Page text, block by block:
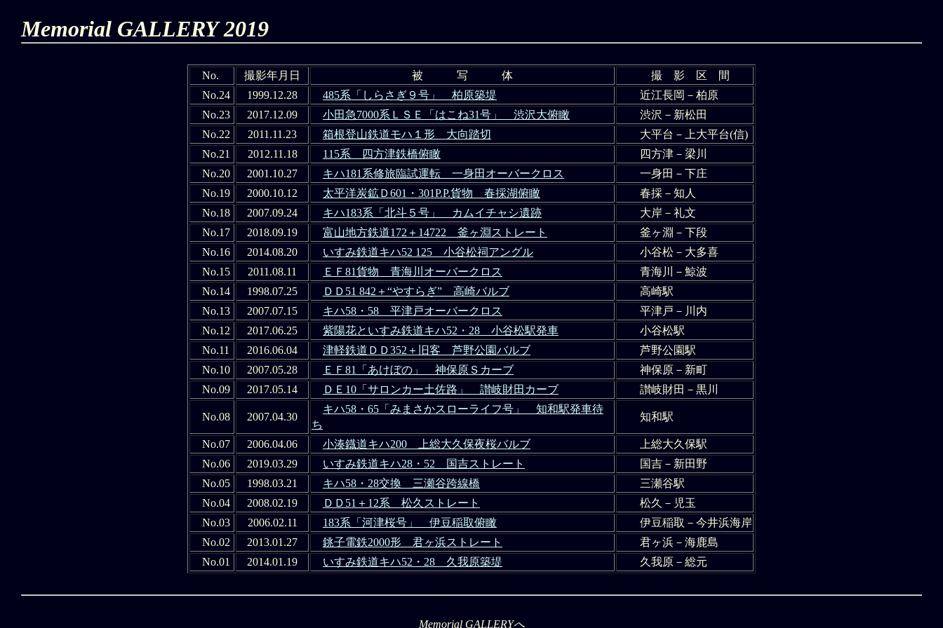
Memorial GALLERY 2019
No. 撮影年月日 被 写 体
撮 影 区 間
No.24
1999.12.28 485系「しらさぎ９号」 柏原築堤
近江長岡－柏原
No.23
2017.12.09 小田急7000系ＬＳＥ「はこね31号」 渋沢大俯瞰
渋沢－新松田
No.22
2011.11.23 箱根登山鉄道モハ１形 大向踏切
大平台－上大平台(信)
No.21
2012.11.18 115系 四方津鉄橋俯瞰
四方津－梁川
No.20
2001.10.27 キハ181系修旅臨試運転 一身田オーバークロス
一身田－下庄
No.19
2000.10.12 太平洋炭鉱Ｄ601・301P.P.貨物 春採湖俯瞰
春採－知人
No.18
2007.09.24 キハ183系「北斗５号」 カムイチャシ遺跡
大岸－礼文
No.17
2018.09.19 富山地方鉄道172＋14722 釜ヶ淵ストレート
釜ヶ淵－下段
No.16
2014.08.20 いすみ鉄道キハ52 125 小谷松祠アングル
小谷松－大多喜
No.15
2011.08.11 ＥＦ81貨物 青海川オーバークロス
青海川－鯨波
No.14
1998.07.25 ＤＤ51 842＋“やすらぎ” 高崎バルブ
高崎駅
No.13
2007.07.15 キハ58・58 平津戸オーバークロス
平津戸－川内
No.12
2017.06.25 紫陽花といすみ鉄道キハ52・28 小谷松駅発車
小谷松駅
No.11
2016.06.04 津軽鉄道ＤＤ352＋旧客 芦野公園バルブ
芦野公園駅
No.10
2007.05.28 ＥＦ81「あけぼの」 神保原Ｓカーブ
神保原－新町
No.09
2017.05.14 ＤＥ10「サロンカー土佐路」 讃岐財田カーブ 讃岐財田－黒川
No.08 2007.04.30
キハ58・65「みまさかスローライフ号」 知和駅発車待
ち
知和駅
No.07 2006.04.06 小湊鐡道キハ200 上総大久保夜桜バルブ
上総大久保駅
No.06
2019.03.29 いすみ鉄道キハ28・52 国吉ストレート
国吉－新田野
No.05
1998.03.21 キハ58・28交換 三瀬谷跨線橋
三瀬谷駅
No.04
2008.02.19 ＤＤ51＋12系 松久ストレート
松久－児玉
No.03
2006.02.11 183系「河津桜号」 伊豆稲取俯瞰
伊豆稲取－今井浜海岸
No.02
2013.01.27 銚子電鉄2000形 君ヶ浜ストレート
君ヶ浜－海鹿島
No.01
2014.01.19 いすみ鉄道キハ52・28 久我原築堤 久我原－総元
Memorial GALLERYへ